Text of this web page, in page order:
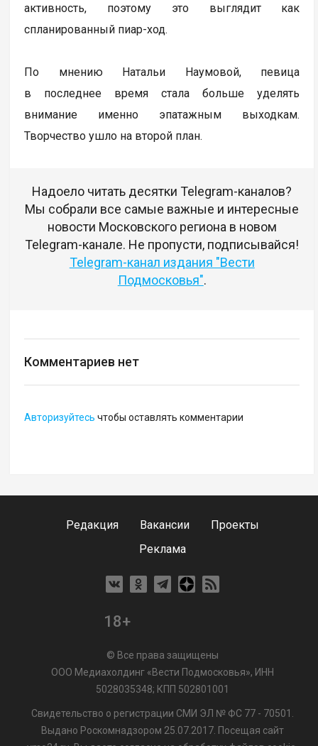
активность, поэтому это выглядит как
спланированный пиар-ход.
По мнению Натальи Наумовой, певица
в последнее время стала больше уделять
внимание именно эпатажным выходкам.
Творчество ушло на второй план.
Надоело читать десятки Telegram-каналов?
Мы собрали все самые важные и интересные
новости Московского региона в новом
Telegram-канале. Не пропусти, подписывайся!
Telegram-канал издания "Вести
Подмосковья".
Комментариев нет
Авторизуйтесь чтобы оставлять комментарии
Редакция Вакансии
Проекты
Реклама
18+
© Все права защищены
ООО Медиахолдинг «Вести Подмосковья», ИНН
5028035348; КПП 502801001
Свидетельство о регистрации СМИ ЭЛ № ФС 77 - 70501.
Выдано Роскомнадзором 25.07.2017. Посещая сайт